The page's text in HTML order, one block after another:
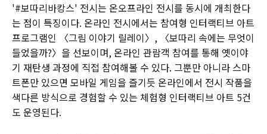
'#보따리바캉스' 전시는 온오프라인 전시를 동시에 개최한다
는 점이 특징이다. 온라인 전시에서는 참여형 인터랙티브 아트
프로그램인 〈그림 이야기 릴레이〉, 〈보따리 속에는 무엇이
들었을까?〉을 선보이며, 온라인 관람객 참여를 통해 옛이야
기 재탄생 과정에 직접 참여해볼 수 있다. 그뿐만 아니라 스마
트폰만 있으면 모바일 게임을 즐기듯 온라인에서 전시 작품을
색다른 방식으로 경험할 수 있는 체험형 인터랙티브 아트 5건
도 운영된다.